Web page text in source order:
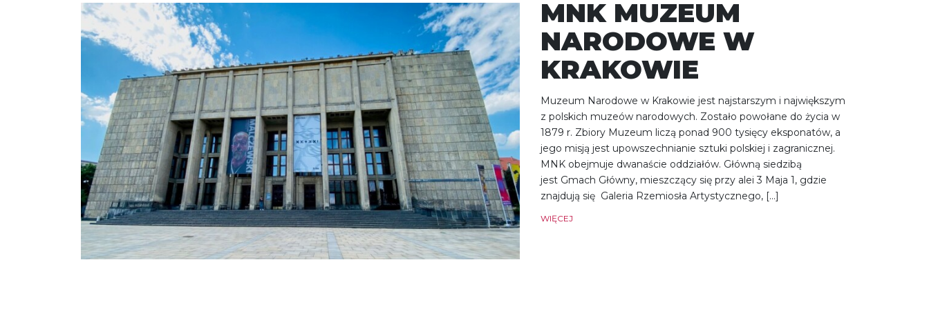
MNK MUZEUM
NARODOWE W
KRAKOWIE
Muzeum Narodowe w Krakowie jest najstarszym i największym
z polskich muzeów narodowych. Zostało powołane do życia w
1879 r. Zbiory Muzeum liczą ponad 900 tysięcy eksponatów, a
jego misją jest upowszechnianie sztuki polskiej i zagranicznej.
MNK obejmuje dwanaście oddziałów. Główną siedzibą
jest Gmach Główny, mieszczący się przy alei 3 Maja 1, gdzie
znajdują się Galeria Rzemiosła Artystycznego, […]
WIĘCEJ